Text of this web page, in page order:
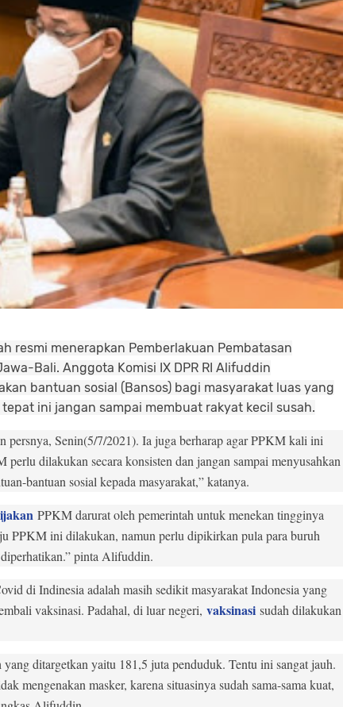
resmi menerapkan Pemberlakuan Pembatasan
Bali. Anggota Komisi IX DPR RI Alifuddin
bantuan sosial (Bansos) bagi masyarakat luas yang
ini jangan sampai membuat rakyat kecil susah.
Senin(5/7/2021). Ia juga berharap agar PPKM kali ini
dilakukan secara konsisten dan jangan sampai menyusahkan
bantuan sosial kepada masyarakat,” katanya.
PPKM darurat oleh pemerintah untuk menekan tingginya
PPKM ini dilakukan, namun perlu dipikirkan pula para buruh
pinta Alifuddin.
di Indinesia adalah masih sedikit masyarakat Indonesia yang
vaksinasi. Padahal, di luar negeri, vaksinasi sudah dilakukan
ditargetkan yaitu 181,5 juta penduduk. Tentu ini sangat jauh.
mengenakan masker, karena situasinya sudah sama-sama kuat,